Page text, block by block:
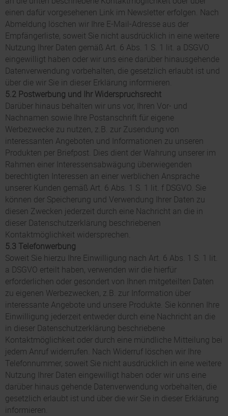
einen dafür vorgesehenen Link im Newsletter erfolgen. Nach
Abmeldung löschen wir Ihre E-Mail-Adresse aus der
Empfängerliste, soweit Sie nicht ausdrücklich in eine weitere
Nutzung Ihrer Daten gemäß Art. 6 Abs. 1 S. 1 lit. a DSGVO
eingewilligt haben oder wir uns eine darüber hinausgehende
Datenverwendung vorbehalten, die gesetzlich erlaubt ist und
über die wir Sie in dieser Erklärung informieren.
5.2 Postwerbung und Ihr Widerspruchsrecht
Darüber hinaus behalten wir uns vor, Ihren Vor- und
Nachnamen sowie Ihre Postanschrift für eigene
Werbezwecke zu nutzen, z.B. zur Zusendung von
interessanten Angeboten und Informationen zu unseren
Produkten per Briefpost. Dies dient der Wahrung unserer im
Rahmen einer Interessensabwägung überwiegenden
berechtigten Interessen an einer werblichen Ansprache
unserer Kunden gemäß Art. 6 Abs. 1 S. 1 lit. f DSGVO. Sie
können der Speicherung und Verwendung Ihrer Daten zu
diesen Zwecken jederzeit durch eine Nachricht an die in
dieser Datenschutzerklärung beschriebenen
Kontaktmöglichkeit widersprechen.
5.3 Telefonwerbung
Soweit Sie hierzu Ihre Einwilligung nach Art. 6 Abs. 1 S. 1 lit.
a DSGVO erteilt haben, verwenden wir die hierfür
erforderlichen oder gesondert von Ihnen mitgeteilten Daten
zu eigenen Werbezwecken, z.B. zur Information über
interessante Angebote und unsere Produkte. Sie können Ihre
Einwilligung jederzeit entweder durch eine Nachricht an die
in dieser Datenschutzerklärung beschriebene
Kontaktmöglichkeit oder durch eine mündliche Mitteilung bei
jedem Anruf widerrufen. Nach Widerruf löschen wir Ihre
Telefonnummer, soweit Sie nicht ausdrücklich in eine weitere
Nutzung Ihrer Daten eingewilligt haben oder wir uns eine
darüber hinaus gehende Datenverwendung vorbehalten, die
gesetzlich erlaubt ist und über die wir Sie in dieser Erklärung
informieren.